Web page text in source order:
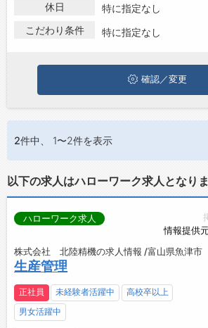
ジョブズゴーについて
会社概要
第二新卒から50代・60代以上の方の再就職
魚津市で生産管理･品質管理の求人・転職情
は、ぜひ興味のある職種に応募してみてく
休日
特に指定なし
こだわり条件
特に指定なし
確認／変更
2件中、 1〜2件を表示
以下の求人はハローワーク求人となりま
情報提供
ハローワーク求人
株式会社 北陸精機の求人情報 /富山県魚津市
生産管理
正社員 未経験者活躍中
高校卒以上
男女活躍中